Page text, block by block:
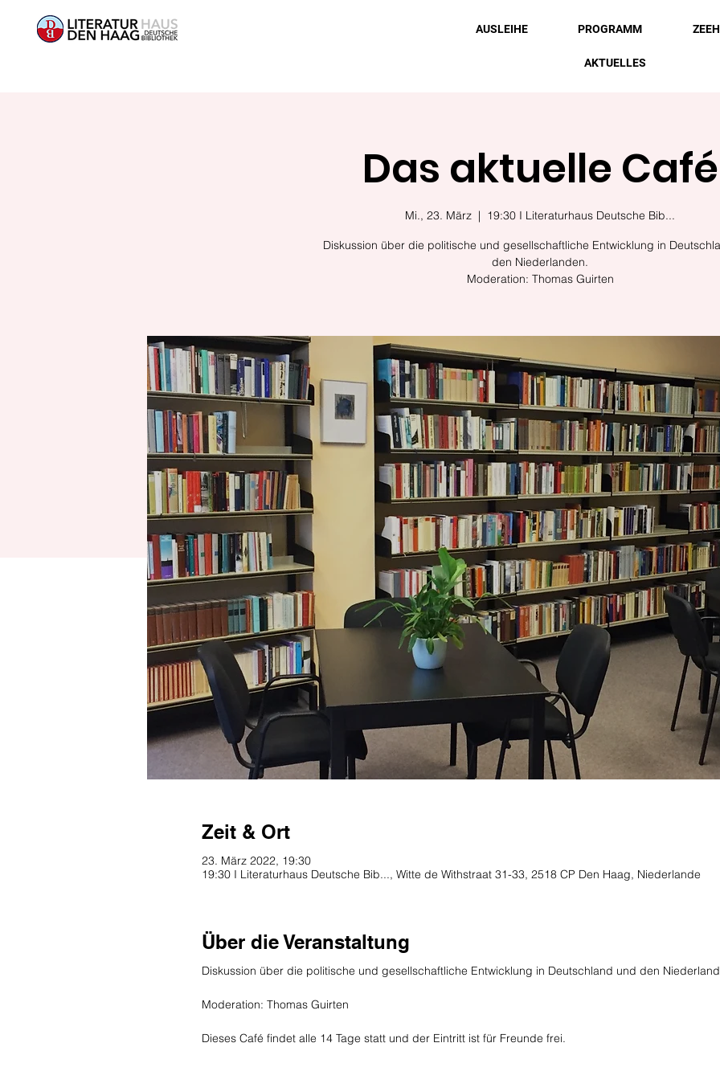
AUSLEIHE PROGRAMM
AKTUELLES
Das aktuelle Café
Mi., 23. März
  |
19:30 I Literaturhaus Deutsche Bib...
Diskussion über die politische und gesellschaftliche Entwicklung in
den Niederlanden.
Zeit & Ort
23. März 2022, 19:30
19:30 I Literaturhaus Deutsche Bib..., Witte de Withstraat 31-33, 2518 CP Den Haag, Niederlande
Über die Veranstaltung
Diskussion über die politische und gesellschaftliche Entwicklung in Deutschland und den
Moderation: Thomas Guirten
Dieses Café findet alle 14 Tage statt und der Eintritt ist für Freunde frei.